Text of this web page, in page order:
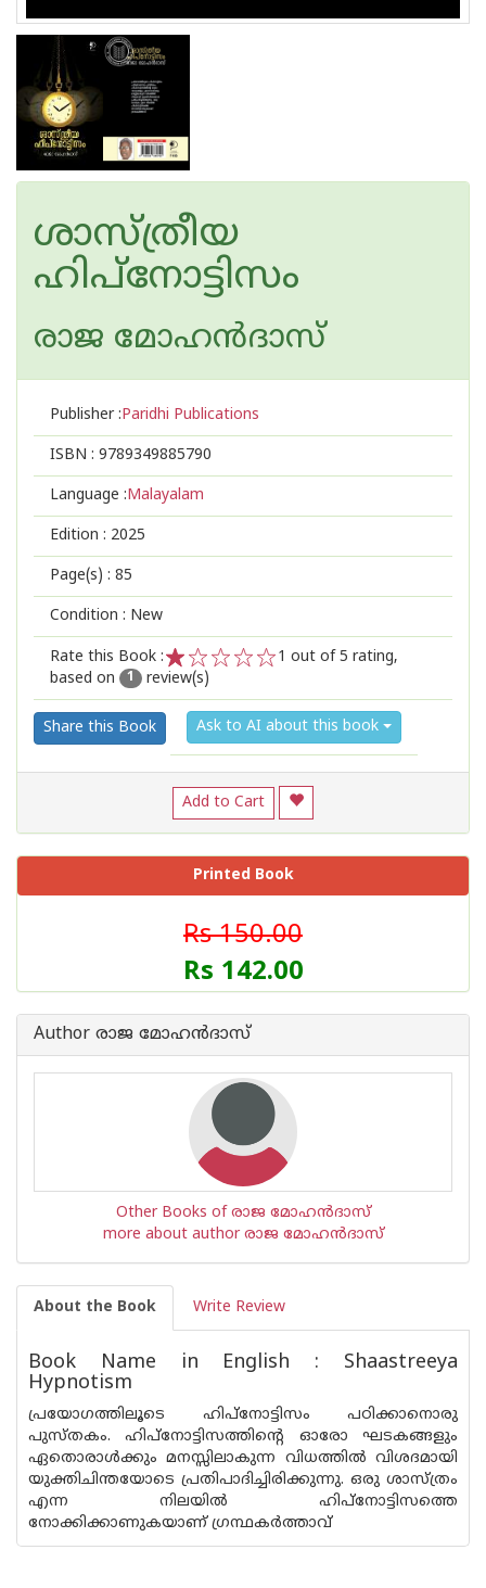
ശാസ്ത്രീയ
ഹിപ്നോട്ടിസം
രാജ മോഹൻദാസ്
Publisher :Paridhi Publications
ISBN : 9789349885790
Language :Malayalam
Edition : 2025
Page(s) : 85
Condition : New
Rate this Book :
2
1
1 out of 5 rating,
based on
1 review(s)
Share this Book Ask to AI about this book
Add to Cart
Printed Book
Rs 150.00
Rs 142.00
Author രാജ മോഹൻദാസ്
Other Books of രാജ മോഹൻദാസ്
more about author രാജ മോഹൻദാസ്
About the Book Write Review
Book Name in English : Shaastreeya
Hypnotism
പ്രയോഗത്തിലൂടെ ഹിപ്നോട്ടിസം പഠിക്കാനൊരു
പുസ്‌തകം. ഹിപ്നോട്ടിസത്തിന്റെ ഓരോ ഘടകങ്ങളും
ഏതൊരാൾക്കും മനസ്സിലാകുന്ന വിധത്തിൽ വിശദമായി
യുക്തിചിന്തയോടെ പ്രതിപാദിച്ചിരിക്കുന്നു. ഒരു ശാസ്ത്രം
എന്ന നിലയിൽ ഹിപ്നോട്ടിസത്തെ
നോക്കിക്കാണുകയാണ് ഗ്രന്ഥകർത്താവ്